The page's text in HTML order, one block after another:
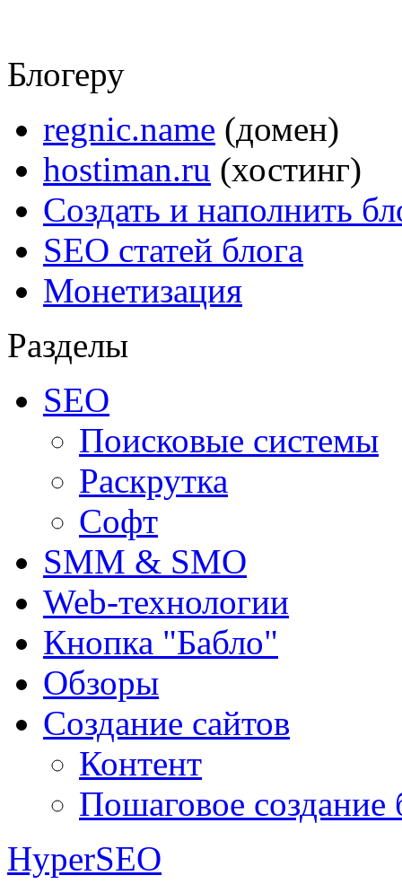
Блогеру
regnic.name (домен)
hostiman.ru (хостинг)
Создать и наполнить
SEO статей блога
Монетизация
Разделы
SEO
Поисковые системы
Раскрутка
Софт
SMM & SMO
Web-технологии
Кнопка "Бабло"
Обзоры
Создание сайтов
Контент
Пошаговое создание
HyperSEO